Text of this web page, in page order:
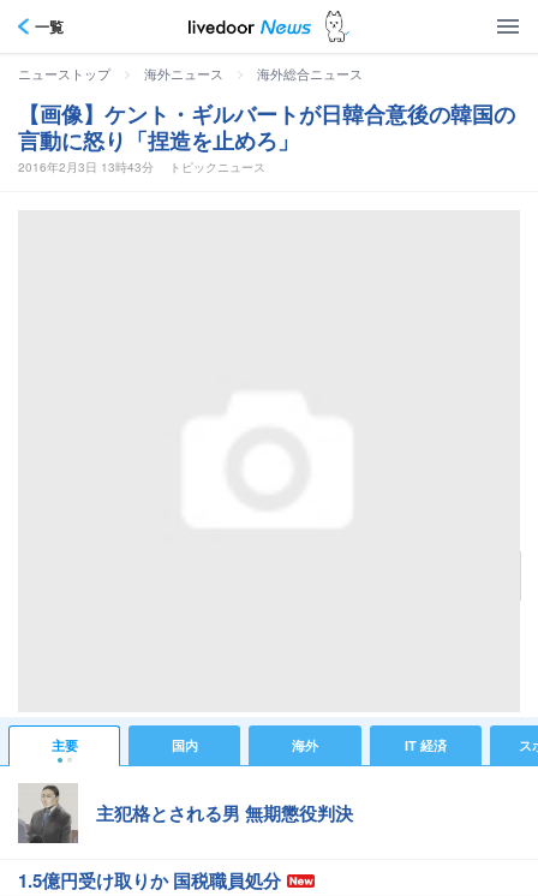
一覧
ニューストップ > 海外ニュース > 海外総合ニュース
【画像】ケント・ギルバートが日韓合意後の韓国の
言動に怒り「捏造を止めろ」
2016年2月3日 13時43分 トピックニュース
#従軍慰安婦問題
#日韓関係 #芸能人が物申す
主要 国内 海外 IT 経済 ス
主犯格とされる男 無期懲役判決
1.5億円受け取りか 国税職員処分